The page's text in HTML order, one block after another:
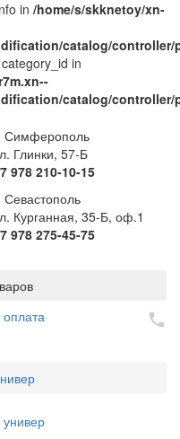
in /home/s/skknetoy/xn-
catalog/
in
catalog/
Симферополь
Глинки, 57-Б
978 210-10-15
Севастополь
Курганная, 35-Б, оф.1
978 275-45-75
оплата